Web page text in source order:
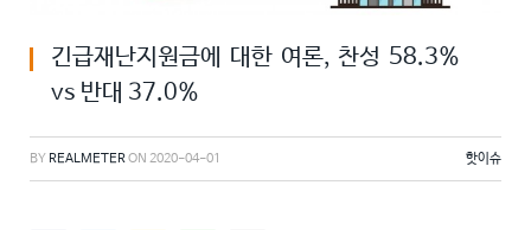
긴급재난지원금에 대한 여론, 찬성 58.3%
vs 반대 37.0%
BY REALMETERON 2020-04-01 핫이슈